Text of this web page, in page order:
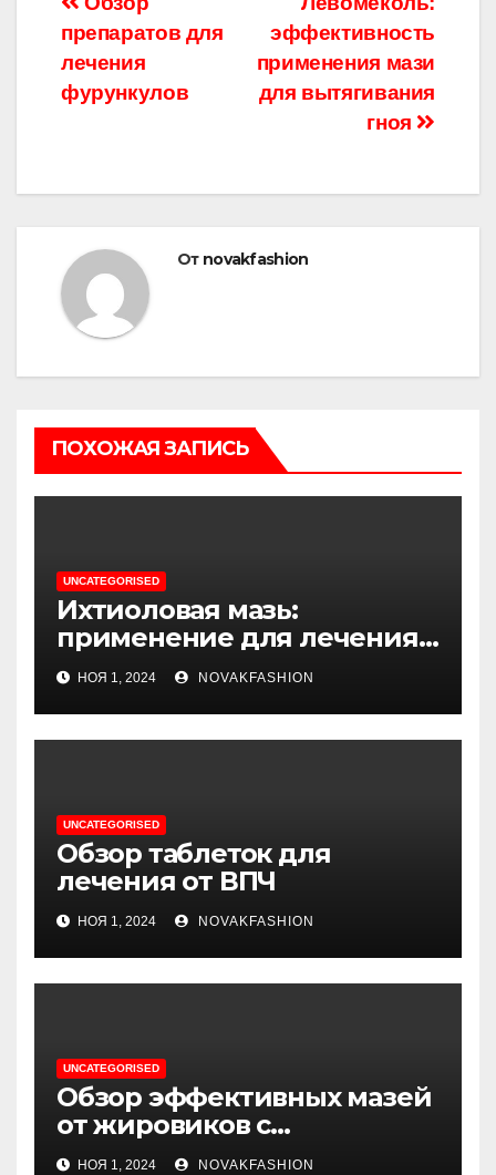
Навигация
по
записям
эффективность
применения мази
для вытягивания
гноя
препаратов для
лечения
фурункулов
От novakfashion
ПОХОЖАЯ ЗАПИСЬ
UNCATEGORISED
Ихтиоловая мазь:
применение для лечения
фурункулов
НОЯ 1, 2024 NOVAKFASHION
UNCATEGORISED
Обзор таблеток для
лечения от ВПЧ
НОЯ 1, 2024 NOVAKFASHION
UNCATEGORISED
Обзор эффективных мазей
от жировиков с
рассасывающим эффектом
НОЯ 1, 2024 NOVAKFASHION